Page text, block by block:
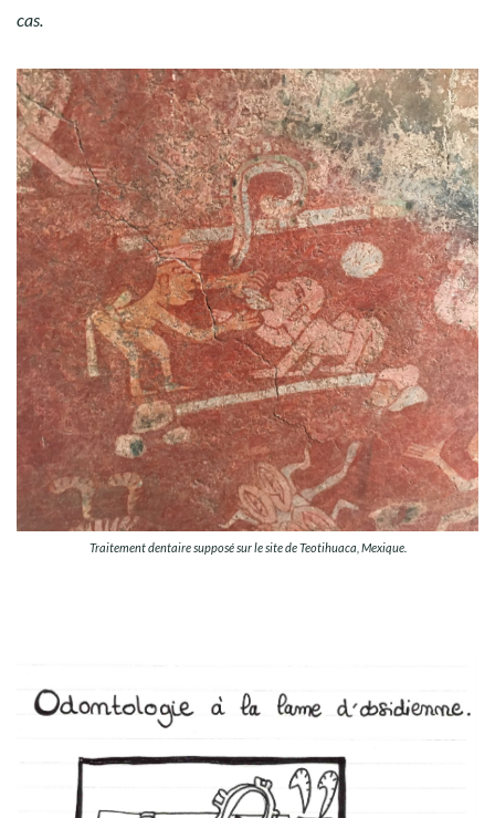
cas.
Traitement dentaire supposé sur le site de Teotihuaca, Mexique.